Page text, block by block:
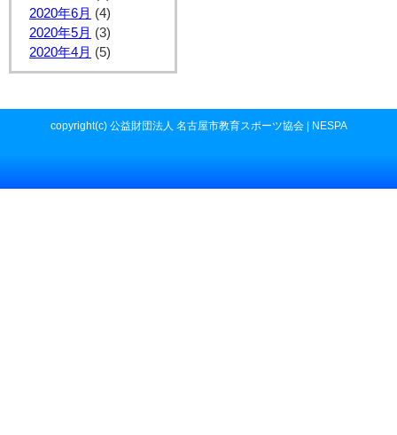
2020年6月 (4)
2020年5月 (3)
2020年4月 (5)
copyright(c) 公益財団法人 名古屋市教育スポーツ協会 | NESPA